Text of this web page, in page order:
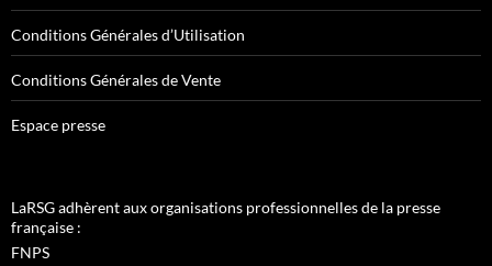
Conditions Générales d’Utilisation
Conditions Générales de Vente
Espace presse
LaRSG adhèrent aux organisations professionnelles de la presse
française :
FNPS